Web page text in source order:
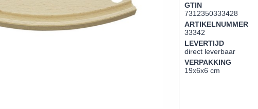
GTIN
7312350333428
ARTIKELNUMMER
33342
LEVERTIJD
direct leverbaar
VERPAKKING
19x6x6 cm